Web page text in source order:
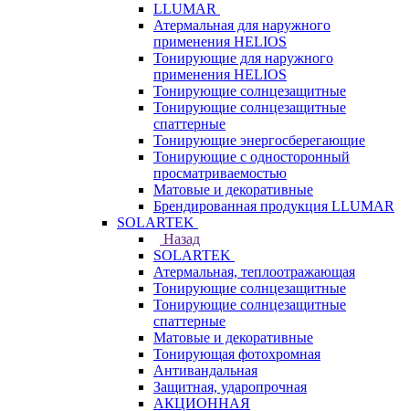
LLUMAR
Атермальная для наружного
применения HELIOS
Тонирующие для наружного
применения HELIOS
Тонирующие солнцезащитные
Тонирующие солнцезащитные
спаттерные
Тонирующие энергосберегающие
Тонирующие с односторонный
просматриваемостью
Матовые и декоративные
Брендированная продукция LLUMAR
SOLARTEK
Назад
SOLARTEK
Атермальная, теплоотражающая
Тонирующие солнцезащитные
Тонирующие солнцезащитные
спаттерные
Матовые и декоративные
Тонирующая фотохромная
Антивандальная
Защитная, ударопрочная
АКЦИОННАЯ